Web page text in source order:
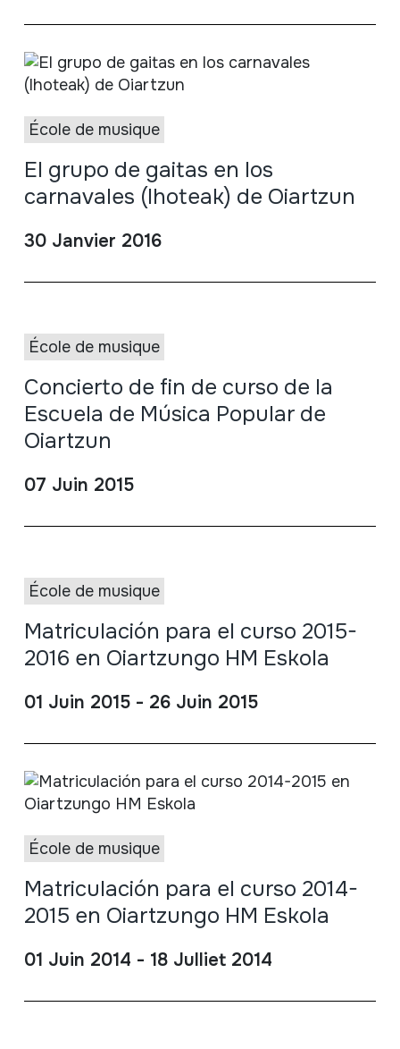
École de musique
El grupo de gaitas en los
carnavales (Ihoteak) de Oiartzun
30 Janvier 2016
École de musique
Concierto de fin de curso de la
Escuela de Música Popular de
Oiartzun
07 Juin 2015
École de musique
Matriculación para el curso 2015-
2016 en Oiartzungo HM Eskola
01 Juin 2015 - 26 Juin 2015
École de musique
Matriculación para el curso 2014-
2015 en Oiartzungo HM Eskola
01 Juin 2014 - 18 Julliet 2014